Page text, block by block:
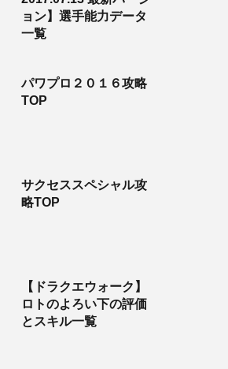
ョン】選手能力データ
一覧
パワプロ２０１６攻略
TOP
サクセススペシャル攻
略TOP
【ドラクエウォーク】
ロトのよろい下の評価
とスキル一覧